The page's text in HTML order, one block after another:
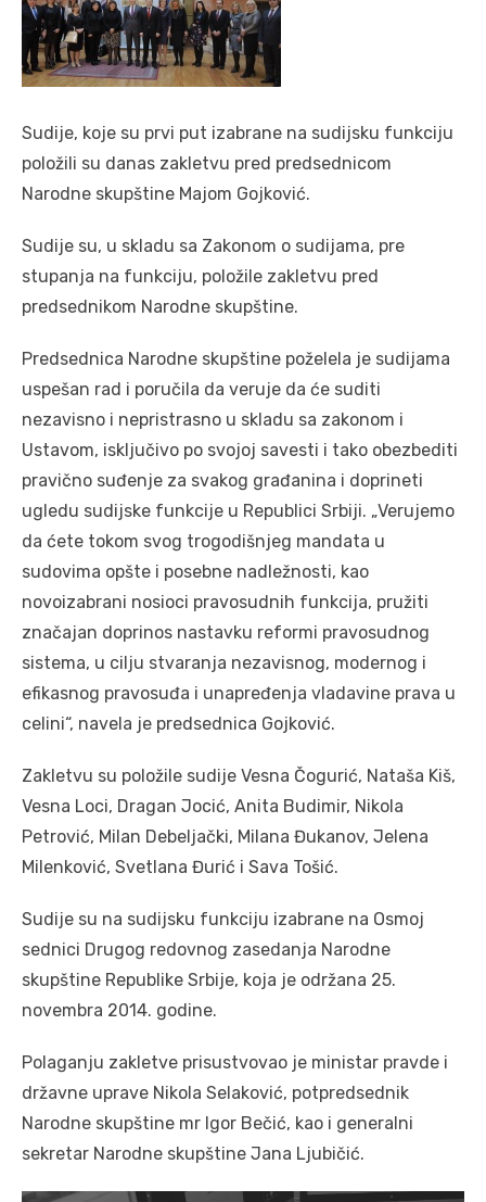
Sudije, koje su prvi put izabrane na sudijsku funkciju
položili su danas zakletvu pred predsednicom
Narodne skupštine Majom Gojković.
Sudije su, u skladu sa Zakonom o sudijama, pre
stupanja na funkciju, položile zakletvu pred
predsednikom Narodne skupštine.
Predsednica Narodne skupštine poželela je sudijama
uspešan rad i poručila da veruje da će suditi
nezavisno i nepristrasno u skladu sa zakonom i
Ustavom, isključivo po svojoj savesti i tako obezbediti
pravično suđenje za svakog građanina i doprineti
ugledu sudijske funkcije u Republici Srbiji. „Verujemo
da ćete tokom svog trogodišnjeg mandata u
sudovima opšte i posebne nadležnosti, kao
novoizabrani nosioci pravosudnih funkcija, pružiti
značajan doprinos nastavku reformi pravosudnog
sistema, u cilju stvaranja nezavisnog, modernog i
efikasnog pravosuđa i unapređenja vladavine prava u
celini“, navela je predsednica Gojković.
Zakletvu su položile sudije Vesna Čogurić, Nataša Kiš,
Vesna Loci, Dragan Jocić, Anita Budimir, Nikola
Petrović, Milan Debeljački, Milana Đukanov, Jelena
Milenković, Svetlana Đurić i Sava Tošić.
Sudije su na sudijsku funkciju izabrane na Osmoj
sednici Drugog redovnog zasedanja Narodne
skupštine Republike Srbije, koja je održana 25.
novembra 2014. godine.
Polaganju zakletve prisustvovao je ministar pravde i
državne uprave Nikola Selaković, potpredsednik
Narodne skupštine mr Igor Bečić, kao i generalni
sekretar Narodne skupštine Jana Ljubičić.